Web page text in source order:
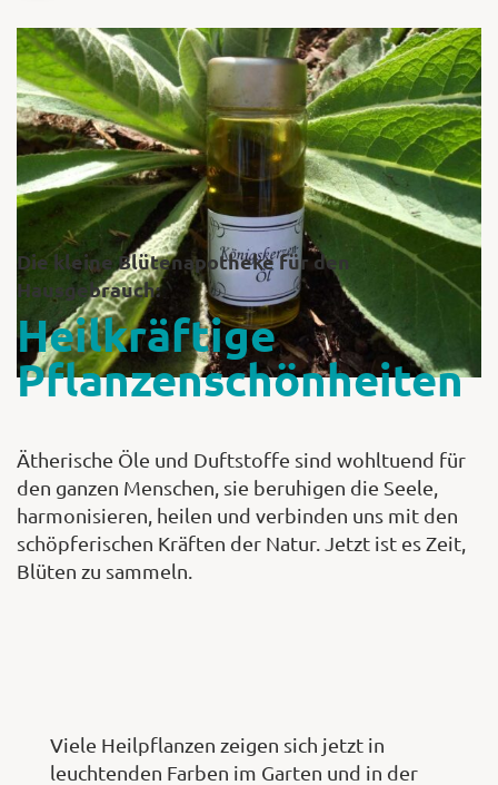
Login
Shop
Die kleine Blütenapotheke für den
Hausgebrauch:
Heilkräftige
Pflanzenschönheiten
Ätherische Öle und Duftstoffe sind wohltuend für
den ganzen Menschen, sie beruhigen die Seele,
harmonisieren, heilen und verbinden uns mit den
schöpferischen Kräften der Natur. Jetzt ist es Zeit,
Blüten zu sammeln.
Viele Heilpflanzen zeigen sich jetzt in
leuchtenden Farben im Garten und in der